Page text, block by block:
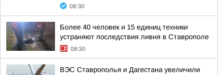
08:30
Более 40 человек и 15 единиц техники
устраняют последствия ливня в Ставрополе
08:30
ВЭС Ставрополья и Дагестана увеличили